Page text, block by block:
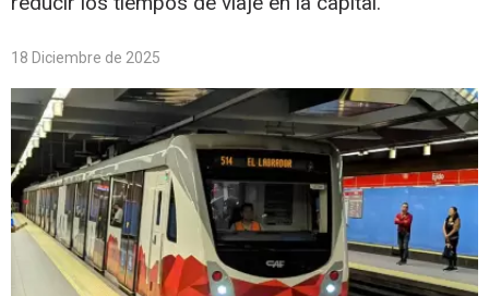
18 Diciembre de 2025